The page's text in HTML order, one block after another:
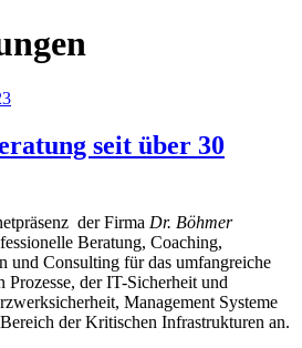
seit über 30
der Firma Dr. Böhmer
Beratung, Coaching,
und Consulting für das umfangreiche
Prozesse, der IT-Sicherheit und
Management Systeme
der Kritischen Infrastrukturen an.